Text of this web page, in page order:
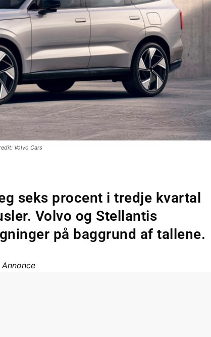
Volvo Cars
seks procent i tredje kvartal
Volvo og Stellantis
på baggrund af tallene.
Annonce